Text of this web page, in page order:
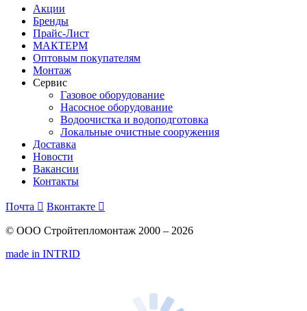
Акции
Бренды
Прайс-Лист
МАКТЕРМ
Оптовым покупателям
Монтаж
Сервис
Газовое оборудование
Насосное оборудование
Водоочистка и водоподготовка
Локальные очистные сооружения
Доставка
Новости
Вакансии
Контакты
Почта  Вконтакте 
© ООО Стройтепломонтаж 2000 – 2026
made in INTRID